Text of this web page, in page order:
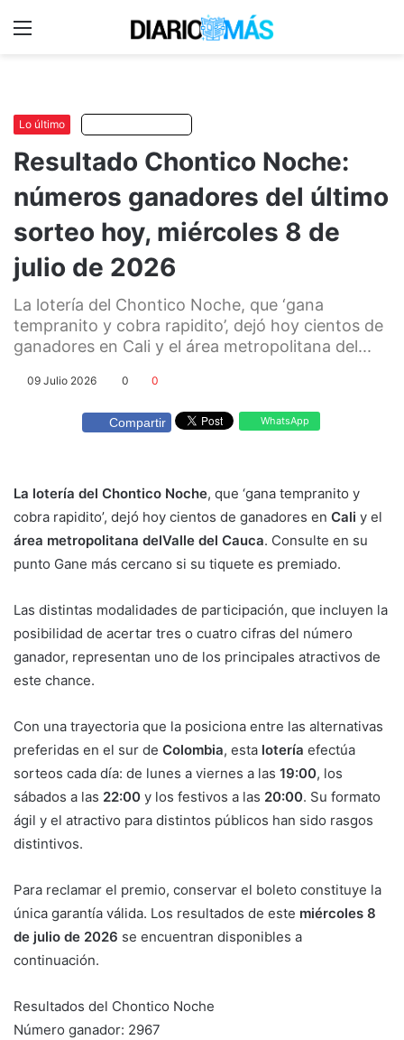
Lo último
Resultado Chontico Noche:
números ganadores del último
sorteo hoy, miércoles 8 de
julio de 2026
La lotería del Chontico Noche, que ‘gana
tempranito y cobra rapidito’, dejó hoy cientos de
ganadores en Cali y el área metropolitana del...
09 Julio 2026 0 0
Compartir WhatsApp
La lotería del Chontico Noche, que ‘gana tempranito y
cobra rapidito’, dejó hoy cientos de ganadores en Cali y el
área metropolitana delValle del Cauca. Consulte en su
punto Gane más cercano si su tiquete es premiado.
Las distintas modalidades de participación, que incluyen la
posibilidad de acertar tres o cuatro cifras del número
ganador, representan uno de los principales atractivos de
este chance.
Con una trayectoria que la posiciona entre las alternativas
preferidas en el sur de Colombia, esta lotería efectúa
sorteos cada día: de lunes a viernes a las 19:00, los
sábados a las 22:00 y los festivos a las 20:00. Su formato
ágil y el atractivo para distintos públicos han sido rasgos
distintivos.
Para reclamar el premio, conservar el boleto constituye la
única garantía válida. Los resultados de este miércoles 8
de julio de 2026 se encuentran disponibles a
continuación.
Resultados del Chontico Noche
Número ganador: 2967